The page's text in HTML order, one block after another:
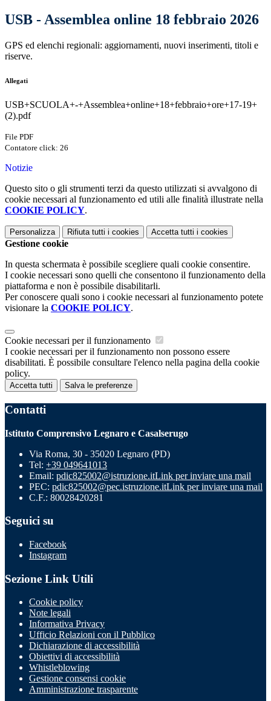
USB - Assemblea online 18 febbraio 2026
GPS ed elenchi regionali: aggiornamenti, nuovi inserimenti, titoli e
riserve.
Allegati
USB+SCUOLA+-+Assemblea+online+18+febbraio+ore+17-19+
(2).pdf
File PDF
Contatore click: 26
Notizie
Questo sito o gli strumenti terzi da questo utilizzati si avvalgono di
cookie necessari al funzionamento ed utili alle finalità illustrate nella
COOKIE POLICY.
Personalizza Rifiuta tutti i cookies Accetta tutti i cookies
Gestione cookie
In questa schermata è possibile scegliere quali cookie consentire.
I cookie necessari sono quelli che consentono il funzionamento della
piattaforma e non è possibile disabilitarli.
Per conoscere quali sono i cookie necessari al funzionamento potete
visionare la COOKIE POLICY.
Cookie necessari per il funzionamento
I cookie necessari per il funzionamento non possono essere
disabilitati. È possibile consultare l'elenco nella pagina della cookie
policy.
Accetta tutti Salva le preferenze
Contatti
Istituto Comprensivo Legnaro e Casalserugo
Via Roma, 30 - 35020 Legnaro (PD)
Tel: +39 049641013
Email: pdic825002@istruzione.itLink per inviare una mail
PEC: pdic825002@pec.istruzione.itLink per inviare una mail
C.F.: 80028420281
Seguici su
Facebook
Instagram
Sezione Link Utili
Cookie policy
Note legali
Informativa Privacy
Ufficio Relazioni con il Pubblico
Dichiarazione di accessibilità
Obiettivi di accessibilità
Whistleblowing
Gestione consensi cookie
Amministrazione trasparente